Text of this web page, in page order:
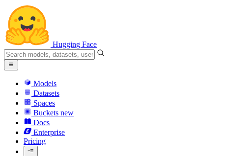
Hugging Face
Models
Datasets
Spaces
Buckets new
Docs
Enterprise
Pricing